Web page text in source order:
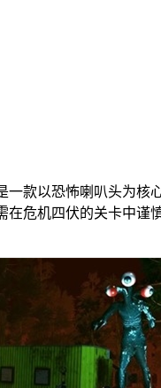
一款以恐怖喇叭头为核
在危机四伏的关卡中谨